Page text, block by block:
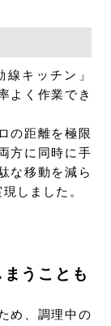
キッチン」
よく作業でき
の距離を極限
方に同時に手
な移動を減ら
しました。
うことも
め、調理中の